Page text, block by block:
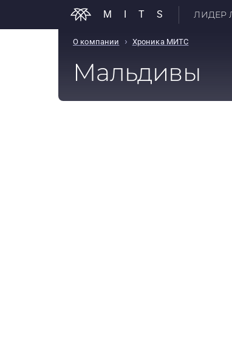
MITS ЛИДЕР
О компании › Хроника МИТС
Мальдивы